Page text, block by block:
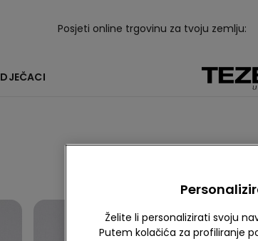
Posjeti online trgovinu za tvoju zemlju:
DJEČACI
Želite li personalizirati svoju
Putem kolačića za profiliranje